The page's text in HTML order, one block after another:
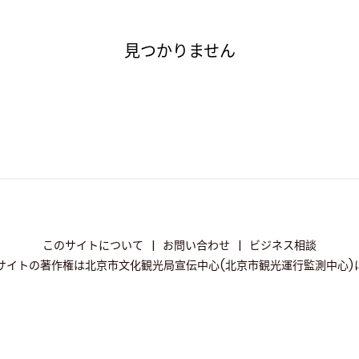
見つかりません
このサイトについて | お問い合わせ |
ビジネス相談
イトの著作権は北京市文化観光局宣伝中心(北京市観光運行監測中心)